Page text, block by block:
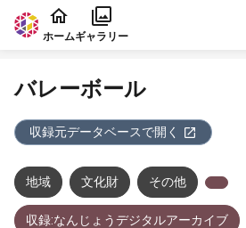
本文に飛ぶ
ホームギャラリー
バレーボール
収録元データベースで開く
地域 文化財 その他
収録:なんじょうデジタルアーカイブ